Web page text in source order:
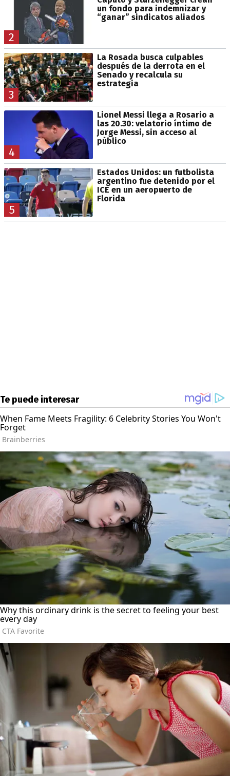
2
un fondo para indemnizar y
“ganar” sindicatos aliados
3
La Rosada busca culpables
después de la derrota en el
Senado y recalcula su
estrategia
4
Lionel Messi llega a Rosario a
las 20.30: velatorio íntimo de
Jorge Messi, sin acceso al
público
5
Estados Unidos: un futbolista
argentino fue detenido por el
ICE en un aeropuerto de
Florida